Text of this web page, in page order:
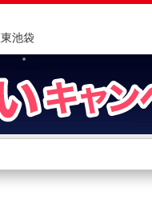
池袋
す
がす